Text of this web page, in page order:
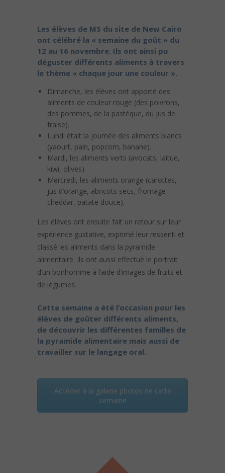
Les élèves de MS du site de New Cairo
ont célébré la « semaine du goût » du
12 au 16 novembre. Ils ont ainsi pu
déguster différents aliments à travers
le thème « chaque jour une couleur ».
Dimanche, les élèves ont apporté des
aliments de couleur rouge (des poivrons,
des pommes, de la pastèque, du jus de
fraise).
Lundi était la journée des aliments blancs
(yaourt, pain, popcorn, banane).
Mardi, les aliments verts (avocats, laitue,
kiwi, olives).
Mercredi, les aliments orange (carottes,
jus d’orange, abricots secs, fromage
cheddar, patate douce).
Les élèves ont ensuite fait un retour sur leur
expérience gustative, exprimé leur ressenti et
classé les aliments dans la pyramide
alimentaire. Ils ont aussi effectué le portrait
d’un bonhomme à l’aide d’images de fruits et
de légumes.
Cette semaine a été l’occasion pour les
élèves de goûter différents aliments,
de découvrir les différentes familles de
la pyramide alimentaire mais aussi de
travailler sur le langage oral.
Accéder à la galerie photos de cette
semaine